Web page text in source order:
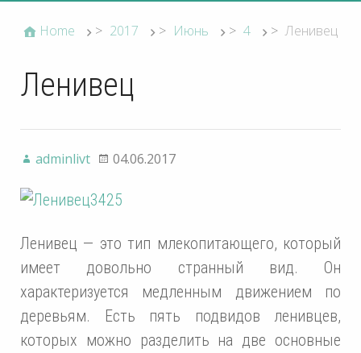
Home > 2017 > Июнь > 4 > Ленивец
Ленивец
adminlivt 04.06.2017
Ленивец — это тип млекопитающего, который
имеет довольно странный вид. Он
характеризуется медленным движением по
деревьям. Есть пять подвидов ленивцев,
которых можно разделить на две основные